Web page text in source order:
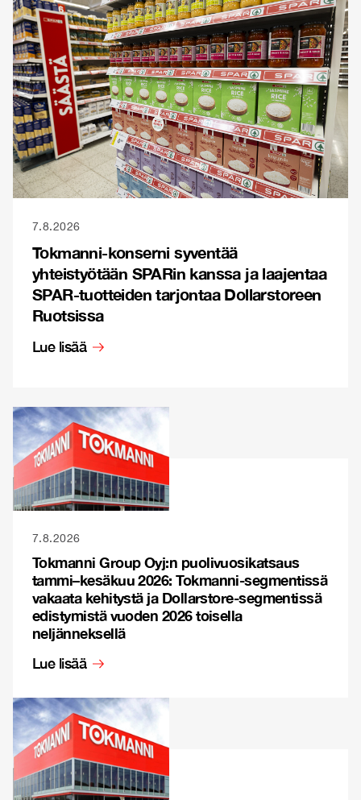
7.8.2026
Tokmanni-konserni syventää
yhteistyötään SPARin kanssa ja laajentaa
SPAR-tuotteiden tarjontaa Dollarstoreen
Ruotsissa
Lue lisää
7.8.2026
Tokmanni Group Oyj:n puolivuosikatsaus
tammi–kesäkuu 2026: Tokmanni-segmentissä
vakaata kehitystä ja Dollarstore-segmentissä
edistymistä vuoden 2026 toisella
neljänneksellä
Lue lisää